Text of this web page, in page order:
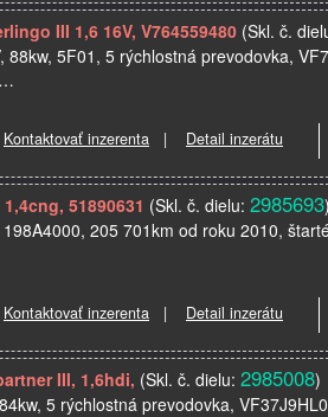
III 1,6 16V, V764559480 (Skl. č.
88kw, 5F01, 5 rýchlostná prevodovka,
Kontaktovať inzerenta | Detail inzerátu
51890631 (Skl. č. dielu: 2985693)
205 701km od roku 2010,
Kontaktovať inzerenta | Detail inzerátu
III, 1,6hdi, (Skl. č. dielu: 2985008)
5 rýchlostná prevodovka,